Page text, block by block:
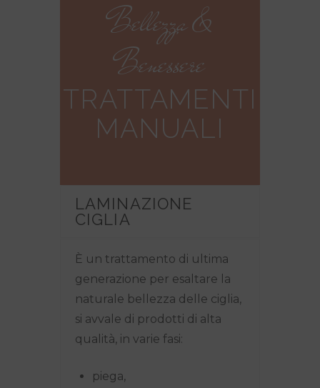
Bellezza &
Benessere
TRATTAMENTI
MANUALI
LAMINAZIONE
CIGLIA
È un trattamento di ultima
generazione per esaltare la
naturale bellezza delle ciglia,
si avvale di prodotti di alta
qualità, in varie fasi:
piega,